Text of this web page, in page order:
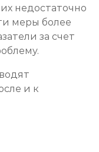
недостаточно
меры более
за счет
и к